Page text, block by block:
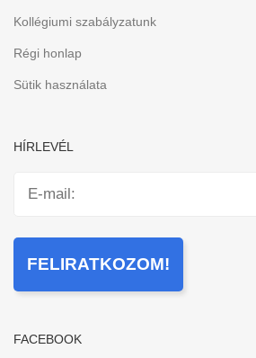
Kollégiumi szabályzatunk
Régi honlap
Sütik használata
HÍRLEVÉL
FACEBOOK